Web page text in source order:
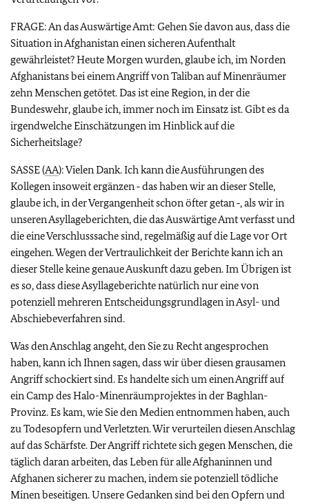
FRAGE: An das Auswärtige Amt: Gehen Sie davon aus, dass die
Situation in Afghanistan einen sicheren Aufenthalt
gewährleistet? Heute Morgen wurden, glaube ich, im Norden
Afghanistans bei einem Angriff von Taliban auf Minenräumer
zehn Menschen getötet. Das ist eine Region, in der die
Bundeswehr, glaube ich, immer noch im Einsatz ist. Gibt es da
irgendwelche Einschätzungen im Hinblick auf die
Sicherheitslage?
SASSE (AA): Vielen Dank. Ich kann die Ausführungen des
Kollegen insoweit ergänzen ‑ das haben wir an dieser Stelle,
glaube ich, in der Vergangenheit schon öfter getan ‑, als wir in
unseren Asyllageberichten, die das Auswärtige Amt verfasst und
die eine Verschlusssache sind, regelmäßig auf die Lage vor Ort
eingehen. Wegen der Vertraulichkeit der Berichte kann ich an
dieser Stelle keine genaue Auskunft dazu geben. Im Übrigen ist
es so, dass diese Asyllageberichte natürlich nur eine von
potenziell mehreren Entscheidungsgrundlagen in Asyl- und
Abschiebeverfahren sind.
Was den Anschlag angeht, den Sie zu Recht angesprochen
haben, kann ich Ihnen sagen, dass wir über diesen grausamen
Angriff schockiert sind. Es handelte sich um einen Angriff auf
ein Camp des Halo-Minenräumprojektes in der Baghlan-
Provinz. Es kam, wie Sie den Medien entnommen haben, auch
zu Todesopfern und Verletzten. Wir verurteilen diesen Anschlag
auf das Schärfste. Der Angriff richtete sich gegen Menschen, die
täglich daran arbeiten, das Leben für alle Afghaninnen und
Afghanen sicherer zu machen, indem sie potenziell tödliche
Minen beseitigen. Unsere Gedanken sind bei den Opfern und